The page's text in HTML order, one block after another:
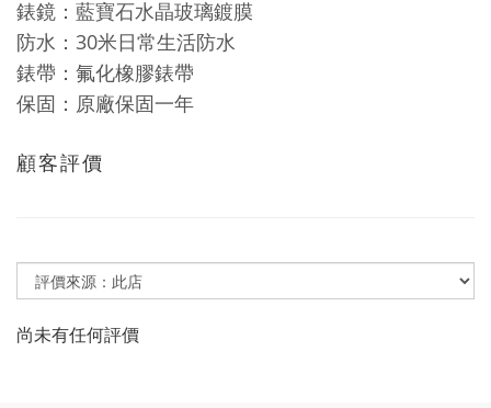
錶鏡：藍寶石水晶玻璃鍍膜
防水： 30米日常生活防水
錶帶：氟化橡膠錶帶
保固：原廠保固一年
顧客評價
尚未有任何評價